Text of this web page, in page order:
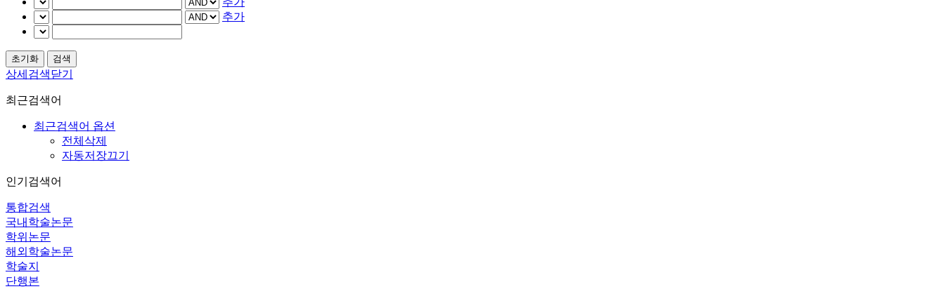
추가
상세검색닫기
최근검색어
최근검색어 옵션
전체삭제
자동저장끄기
인기검색어
통합검색
국내학술논문
학위논문
해외학술논문
학술지
단행본